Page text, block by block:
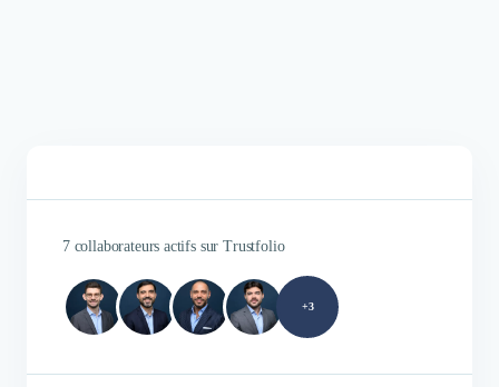
7 collaborateurs actifs sur Trustfolio
+3